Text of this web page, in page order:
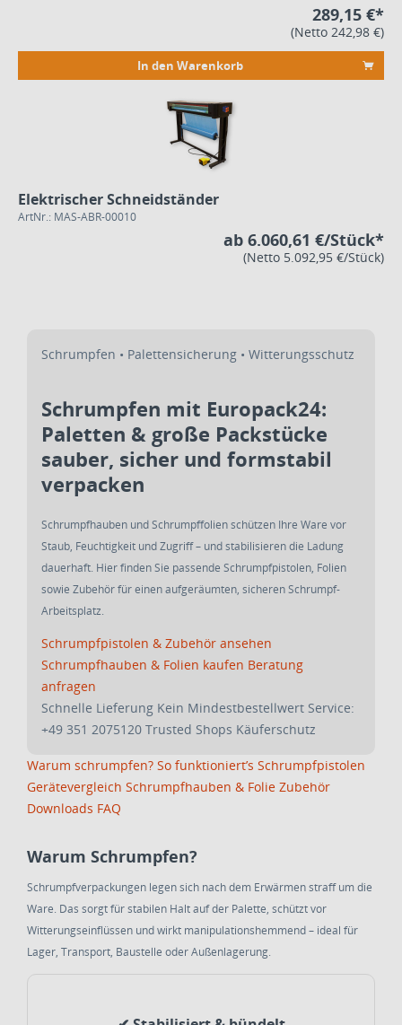
289,15 €*
(Netto 242,98 €)
In den Warenkorb
Elektrischer Schneidständer
ArtNr.: MAS-ABR-00010
ab 6.060,61 €/Stück*
(Netto 5.092,95 €/Stück)
Schrumpfen • Palettensicherung • Witterungsschutz
Schrumpfen mit Europack24:
Paletten & große Packstücke
sauber, sicher und formstabil
verpacken
Schrumpfhauben und Schrumpffolien schützen Ihre Ware vor
Staub, Feuchtigkeit und Zugriff – und stabilisieren die Ladung
dauerhaft. Hier finden Sie passende Schrumpfpistolen, Folien
sowie Zubehör für einen aufgeräumten, sicheren Schrumpf-
Arbeitsplatz.
Schrumpfpistolen & Zubehör ansehen
Schrumpfhauben & Folien kaufen Beratung
anfragen
Schnelle Lieferung Kein Mindestbestellwert Service:
+49 351 2075120 Trusted Shops Käuferschutz
Warum schrumpfen? So funktioniert’s Schrumpfpistolen
Gerätevergleich Schrumpfhauben & Folie Zubehör
Downloads FAQ
Warum Schrumpfen?
Schrumpfverpackungen legen sich nach dem Erwärmen straff um die
Ware. Das sorgt für stabilen Halt auf der Palette, schützt vor
Witterungseinflüssen und wirkt manipulationshemmend – ideal für
Lager, Transport, Baustelle oder Außenlagerung.